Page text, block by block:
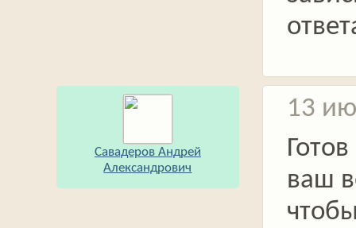
Савадеров Андрей
Александрович
13
ваш